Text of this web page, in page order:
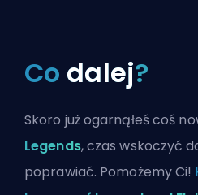
Co dalej?
Skoro już ogarnąłeś coś
Legends, czas wskoczyć
poprawiać. Pomożemy Ci!